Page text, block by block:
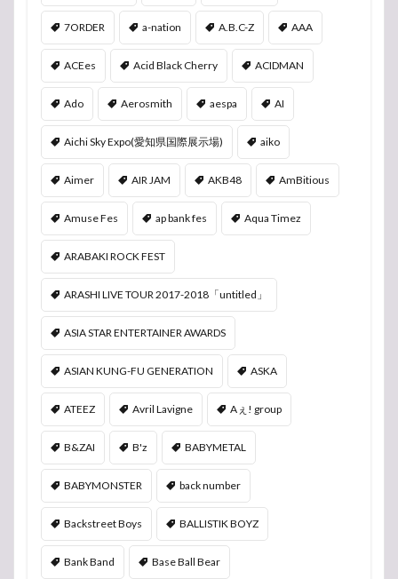
7ORDER a-nation A.B.C-Z AAA
ACEes Acid Black Cherry ACIDMAN
Ado Aerosmith aespa AI
Aichi Sky Expo(愛知県国際展示場) aiko
Aimer AIR JAM AKB48 AmBitious
Amuse Fes ap bank fes Aqua Timez
ARABAKI ROCK FEST
ARASHI LIVE TOUR 2017-2018「untitled」
ASIA STAR ENTERTAINER AWARDS
ASIAN KUNG-FU GENERATION ASKA
ATEEZ Avril Lavigne Aぇ! group
B&ZAI B'z BABYMETAL
BABYMONSTER back number
Backstreet Boys BALLISTIK BOYZ
Bank Band Base Ball Bear